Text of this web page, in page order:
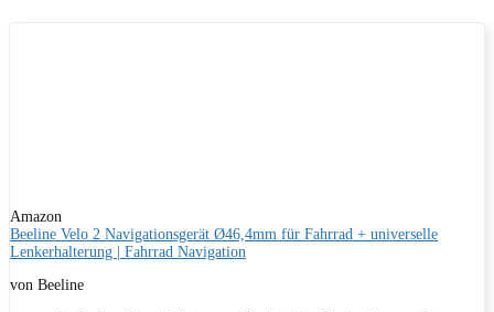
Amazon
Beeline Velo 2 Navigationsgerät Ø46,4mm für Fahrrad + universelle
Lenkerhalterung | Fahrrad Navigation
von Beeline